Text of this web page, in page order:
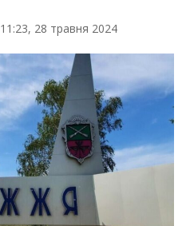
11:23, 28 травня 2024